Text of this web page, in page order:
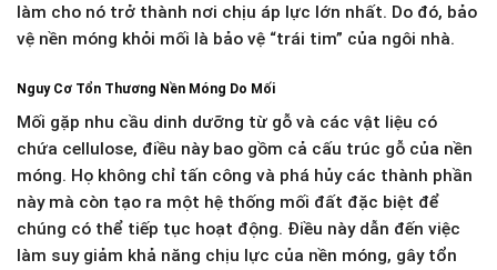
làm cho nó trở thành nơi chịu áp lực lớn nhất. Do đó, bảo
vệ nền móng khỏi mối là bảo vệ “trái tim” của ngôi nhà.
Nguy Cơ Tổn Thương Nền Móng Do Mối
Mối gặp nhu cầu dinh dưỡng từ gỗ và các vật liệu có
chứa cellulose, điều này bao gồm cả cấu trúc gỗ của nền
móng. Họ không chỉ tấn công và phá hủy các thành phần
này mà còn tạo ra một hệ thống mối đất đặc biệt để
chúng có thể tiếp tục hoạt động. Điều này dẫn đến việc
làm suy giảm khả năng chịu lực của nền móng, gây tổn